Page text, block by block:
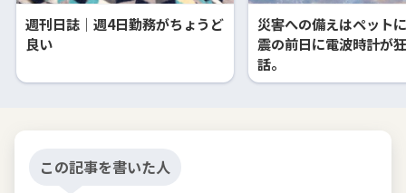
週刊日誌｜週4日勤務がちょうど
良い
災害への備えはペット
震の前日に電波時計が
話。
この記事を書いた人